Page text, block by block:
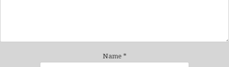
Name *